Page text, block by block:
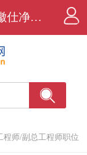
工艺高工/工程师招聘 - 安徽仕净光能科技有限公司 - 石油人才网
程师/副总工程师职位